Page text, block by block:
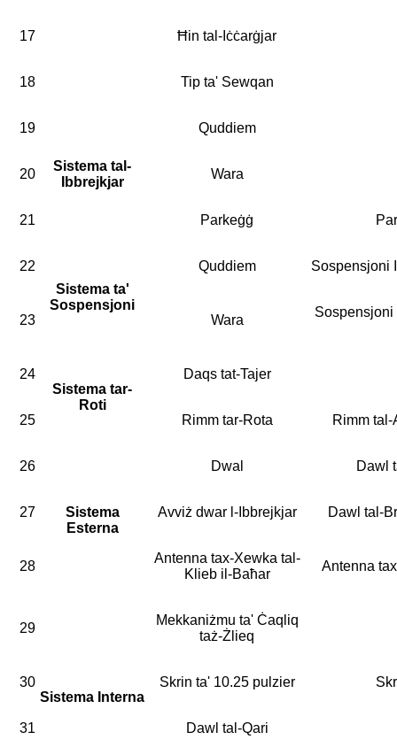
17 Ħin tal-Iċċarġjar
18 Tip ta' Sewqan
19
Sistema tal-
Ibbrejkjar
Quddiem
20 Wara
21 Parkeġġ
22
Sistema ta'
Sospensjoni
Quddiem Sospensjoni
23 Wara
Sospensjoni
24
Sistema tar-
Roti
Daqs tat-Tajer
25 Rimm tar-Rota Rimm tal-
26
Sistema
Esterna
Dwal Dawl
27 Avviż dwar l-Ibbrejkjar Dawl tal-
28
Antenna tax-Xewka tal-
Klieb il-Baħar
Antenna
29
Sistema Interna
Mekkaniżmu ta' Ċaqliq
taż-Żlieq
30 Skrin ta' 10.25 pulzier
31 Dawl tal-Qari